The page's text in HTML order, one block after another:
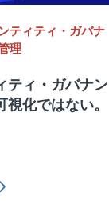
ティティ・ガバナ
理
ティ・ガバナン
化ではない。